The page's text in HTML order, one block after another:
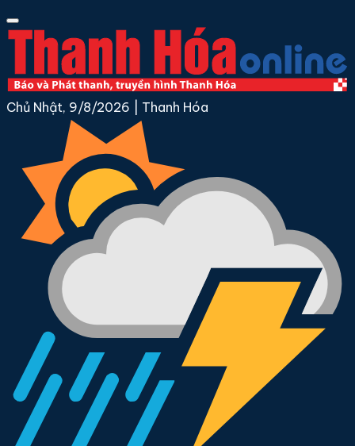
Chủ Nhật, 9/8/2026 Thanh Hóa